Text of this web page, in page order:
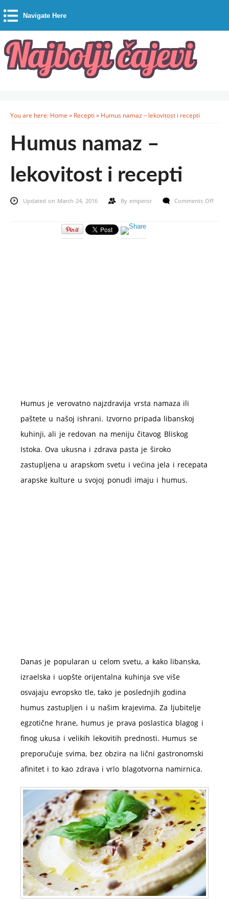
Navigate Here
You are here: Home » Recepti » Humus namaz – lekovitost i recepti
Humus namaz –
lekovitost i recepti
Updated on March 24, 2016 By emperor
Comments Off
Humus je verovatno najzdravija vrsta namaza ili
paštete u našoj ishrani. Izvorno pripada libanskoj
kuhinji, ali je redovan na meniju čitavog Bliskog
Istoka. Ova ukusna i zdrava pasta je široko
zastupljena u arapskom svetu i većina jela i recepata
arapske kulture u svojoj ponudi imaju i humus.
Danas je popularan u celom svetu, a kako libanska,
izraelska i uopšte orijentalna kuhinja sve više
osvajaju evropsko tle, tako je poslednjih godina
humus zastupljen i u našim krajevima. Za ljubitelje
egzotične hrane, humus je prava poslastica blagog i
finog ukusa i velikih lekovitih prednosti. Humus se
preporučuje svima, bez obzira na lični gastronomski
afinitet i to kao zdrava i vrlo blagotvorna namirnica.